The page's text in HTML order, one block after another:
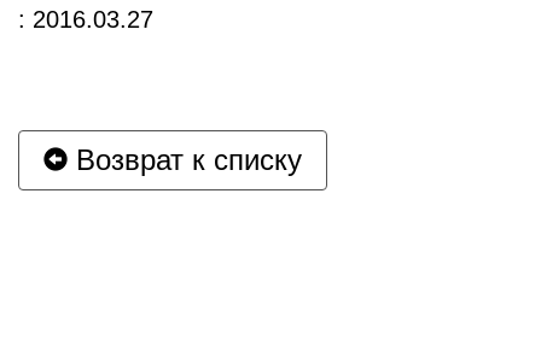
: 2016.03.27
Возврат к списку